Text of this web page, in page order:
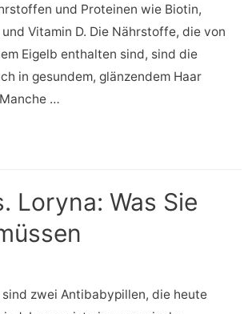
und Proteinen wie Biotin,
Vitamin D. Die Nährstoffe, die von
Eigelb enthalten sind, sind die
in gesundem, glänzendem Haar
…
Loryna: Was Sie
sind zwei Antibabypillen, die heute